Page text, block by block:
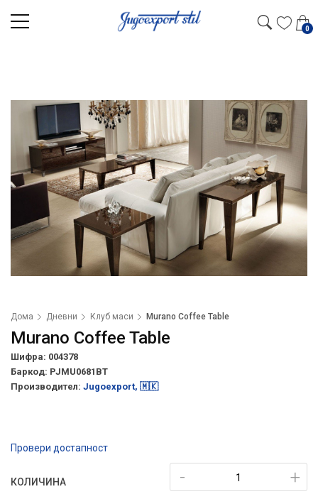
0
Дома Дневни Клуб маси Murano Coffee Table
Murano Coffee Table
Шифра: 004378
Баркод: PJMU0681BT
Производител: Jugoexport, 🇲🇰
Провери достапност
КОЛИЧИНА +
-